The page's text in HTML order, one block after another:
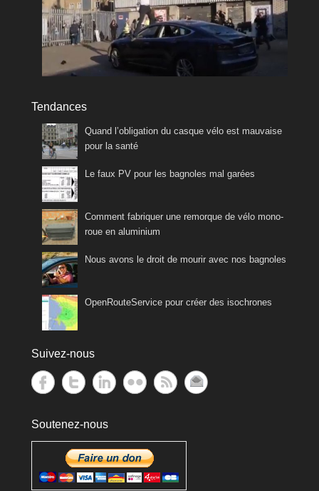
Tendances
Quand l’obligation du casque vélo est mauvaise
pour la santé
Le faux PV pour les bagnoles mal garées
Comment fabriquer une remorque de vélo mono-
roue en aluminium
Nous avons le droit de mourir avec nos bagnoles
OpenRouteService pour créer des isochrones
Suivez-nous
Soutenez-nous